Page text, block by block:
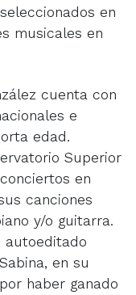
en
musicales en
cuenta con
e
edad.
Superior
en
canciones
y/o guitarra.
autoeditado
en su
haber ganado